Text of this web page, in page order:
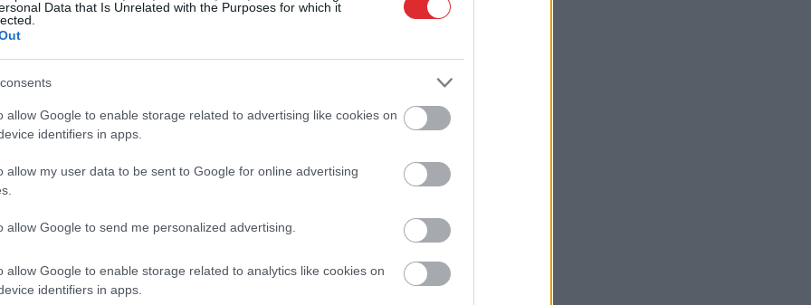
Data that Is Unrelated with the Purposes for which it
allow Google to enable storage related to advertising like cookies on
identifiers in apps.
allow my user data to be sent to Google for online advertising
allow Google to send me personalized advertising.
allow Google to enable storage related to analytics like cookies on
identifiers in apps.
tīkla” īpašums, un to uzstādīšana notiek bez
un nomaiņu atbild “Sadales tīkls”, kas to
Skaitītājs dzīvos apmēram 12 gadus.
apkalpošanas izmaksas ir zemākas nekā
“Sadales tīkla” speciālisti. Savukārt
elektrību patērēs pats aparāts, izmaiņu starp
aparāts izceļas vairākos veidos. Tie ļauj
par elektroenerģijas patēriņu un
tīklam” informāciju par elektroapgādes
apkalpošanas izmaksas, jo tie nodrošina